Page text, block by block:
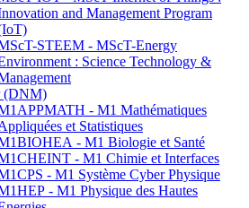
and Management Program
STEEM - MScT-Energy
: Science Technology &
(DNM)
- M1 Mathématiques
et Statistiques
- M1 Biologie et Santé
- M1 Chimie et Interfaces
- M1 Système Cyber Physique
- M1 Physique des Hautes